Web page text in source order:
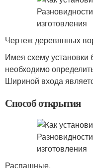
Чертеж деревянных
Имея схему установки
необходимо
Шириной входа
Способ открытия
Распашные.